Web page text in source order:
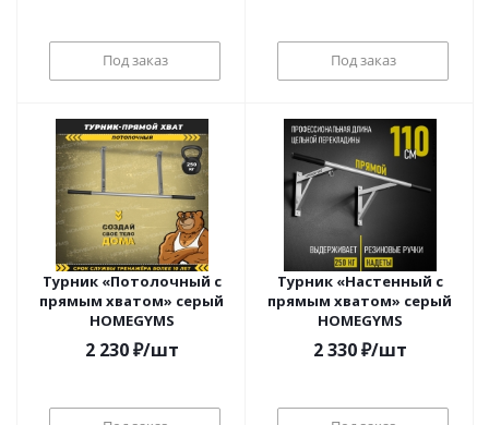
Под заказ Под заказ
Турник «Потолочный с
прямым хватом» серый
HOMEGYMS
2 230₽/шт
Турник «Настенный с
прямым хватом» серый
HOMEGYMS
2 330₽/шт